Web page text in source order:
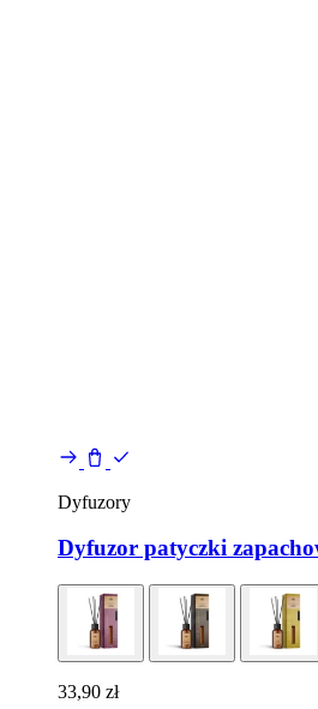
Dyfuzory
Dyfuzor patyczki
33,90 zł